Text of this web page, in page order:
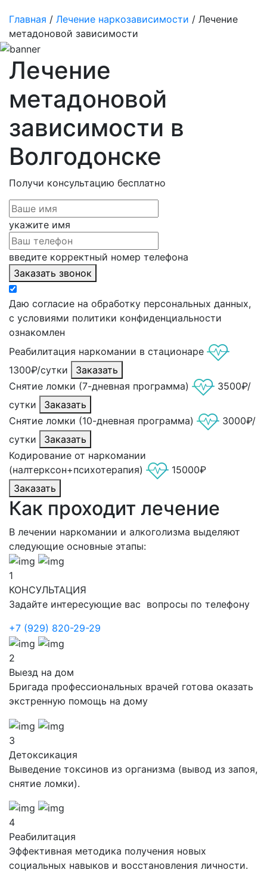
Главная / Лечение наркозависимости / Лечение
метадоновой зависимости
Лечение
метадоновой
зависимости в
Волгодонске
Получи консультацию бесплатно
укажите имя
введите корректный номер телефона
Заказать звонок
Даю согласие на обработку персональных данных,
с условиями политики конфиденциальности
ознакомлен
Реабилитация наркомании в стационаре
1300₽/сутки
Заказать
Снятие ломки (7-дневная программа)
3500₽/
сутки
Заказать
Снятие ломки (10-дневная программа)
3000₽/
сутки
Заказать
Кодирование от наркомании
(налтерксон+психотерапия)
15000₽
Заказать
Как проходит лечение
В лечении наркомании и алкоголизма выделяют
следующие основные этапы:
1
КОНСУЛЬТАЦИЯ
Задайте интересующие вас вопросы по телефону
+7 (929) 820-29-29
2
Выезд на дом
Бригада профессиональных врачей готова оказать
экстренную помощь на дому
3
Детоксикация
Выведение токсинов из организма (вывод из запоя,
снятие ломки).
4
Реабилитация
Эффективная методика получения новых
социальных навыков и восстановления личности.